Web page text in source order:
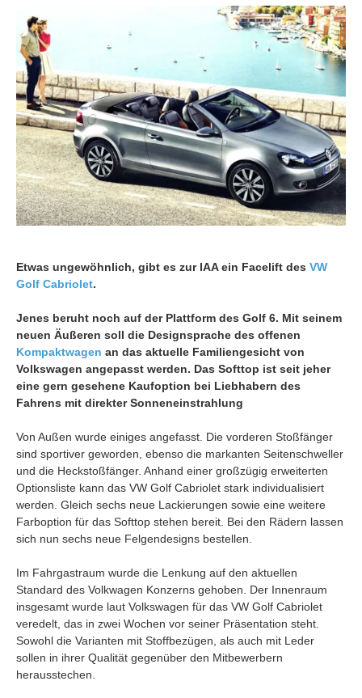
Etwas ungewöhnlich, gibt es zur IAA ein Facelift des VW
Golf Cabriolet.
Jenes beruht noch auf der Plattform des Golf 6. Mit seinem
neuen Äußeren soll die Designsprache des offenen
Kompaktwagen an das aktuelle Familiengesicht von
Volkswagen angepasst werden. Das Softtop ist seit jeher
eine gern gesehene Kaufoption bei Liebhabern des
Fahrens mit direkter Sonneneinstrahlung
Von Außen wurde einiges angefasst. Die vorderen Stoßfänger
sind sportiver geworden, ebenso die markanten Seitenschweller
und die Heckstoßfänger. Anhand einer großzügig erweiterten
Optionsliste kann das VW Golf Cabriolet stark individualisiert
werden. Gleich sechs neue Lackierungen sowie eine weitere
Farboption für das Softtop stehen bereit. Bei den Rädern lassen
sich nun sechs neue Felgendesigns bestellen.
Im Fahrgastraum wurde die Lenkung auf den aktuellen
Standard des Volkwagen Konzerns gehoben. Der Innenraum
insgesamt wurde laut Volkswagen für das VW Golf Cabriolet
veredelt, das in zwei Wochen vor seiner Präsentation steht.
Sowohl die Varianten mit Stoffbezügen, als auch mit Leder
sollen in ihrer Qualität gegenüber den Mitbewerbern
herausstechen.